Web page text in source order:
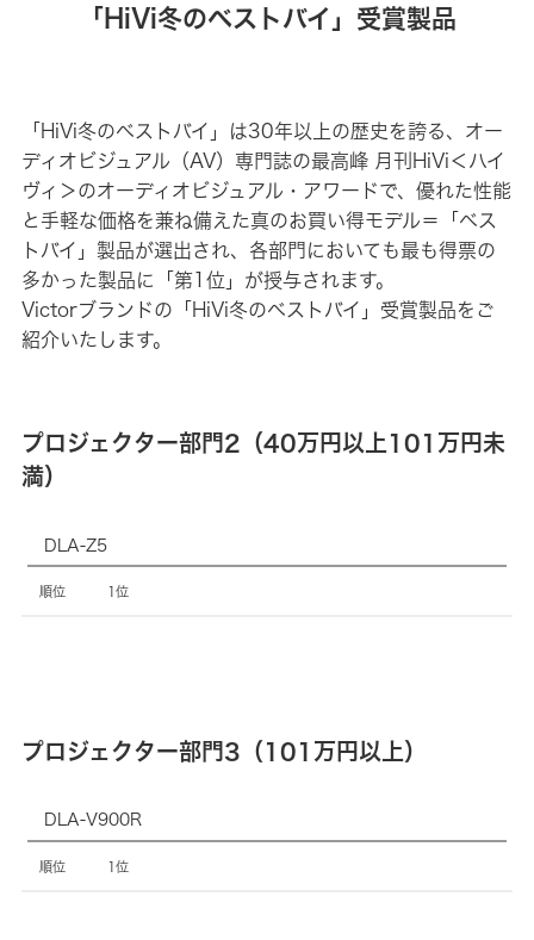
「HiVi冬のベストバイ」受賞製品
「HiVi冬のベストバイ」は30年以上の歴史を誇る、オー
ディオビジュアル（AV）専門誌の最高峰 月刊HiVi＜ハイ
ヴィ＞のオーディオビジュアル・アワードで、優れた性能
と手軽な価格を兼ね備えた真のお買い得モデル＝「ベス
トバイ」製品が選出され、各部門においても最も得票の
多かった製品に「第1位」が授与されます。
Victorブランドの「HiVi冬のベストバイ」受賞製品をご
紹介いたします。
プロジェクター部門2（40万円以上101万円未
満）
製
品
名
DLA-Z5
1位
プロジェクター部門3（101万円以上）
製
品
名
DLA-V900R
1位